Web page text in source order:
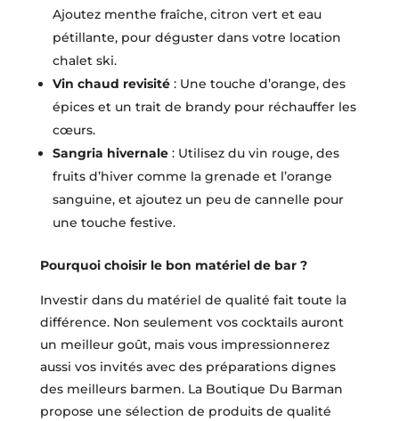
Ajoutez menthe fraîche, citron vert et eau
pétillante, pour déguster dans votre location
chalet ski.
Vin chaud revisité: Une touche d’orange, des
épices et un trait de brandy pour réchauffer les
cœurs.
Sangria hivernale: Utilisez du vin rouge, des
fruits d’hiver comme la grenade et l’orange
sanguine, et ajoutez un peu de cannelle pour
une touche festive.
Pourquoi choisir le bon matériel de bar ?
Investir dans du matériel de qualité fait toute la
différence. Non seulement vos cocktails auront
un meilleur goût, mais vous impressionnerez
aussi vos invités avec des préparations dignes
des meilleurs barmen. La Boutique Du Barman
propose une sélection de produits de qualité